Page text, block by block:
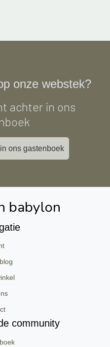
onze webstek?
achter in ons
ons gastenboek
community